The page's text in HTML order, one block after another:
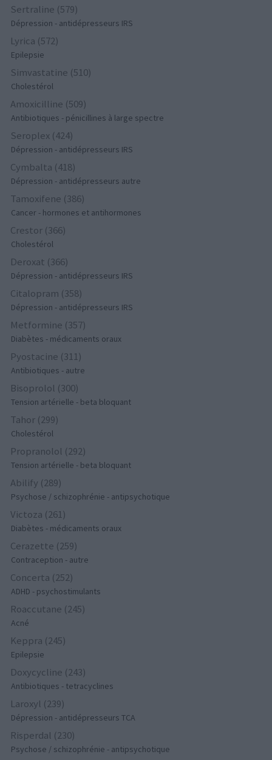
Sertraline (579)
Dépression - antidépresseurs IRS
Lyrica (572)
Epilepsie
Simvastatine (510)
Cholestérol
Amoxicilline (509)
Antibiotiques - pénicillines à large spectre
Seroplex (424)
Dépression - antidépresseurs IRS
Cymbalta (418)
Dépression - antidépresseurs autre
Tamoxifene (386)
Cancer - hormones et antihormones
Crestor (366)
Cholestérol
Deroxat (366)
Dépression - antidépresseurs IRS
Citalopram (358)
Dépression - antidépresseurs IRS
Metformine (357)
Diabètes - médicaments oraux
Pyostacine (311)
Antibiotiques - autre
Bisoprolol (300)
Tension artérielle - beta bloquant
Tahor (299)
Cholestérol
Propranolol (292)
Tension artérielle - beta bloquant
Abilify (289)
Psychose / schizophrénie - antipsychotique
Victoza (261)
Diabètes - médicaments oraux
Cerazette (259)
Contraception - autre
Concerta (252)
ADHD - psychostimulants
Roaccutane (245)
Acné
Keppra (245)
Epilepsie
Doxycycline (243)
Antibiotiques - tetracyclines
Laroxyl (239)
Dépression - antidépresseurs TCA
Risperdal (230)
Psychose / schizophrénie - antipsychotique